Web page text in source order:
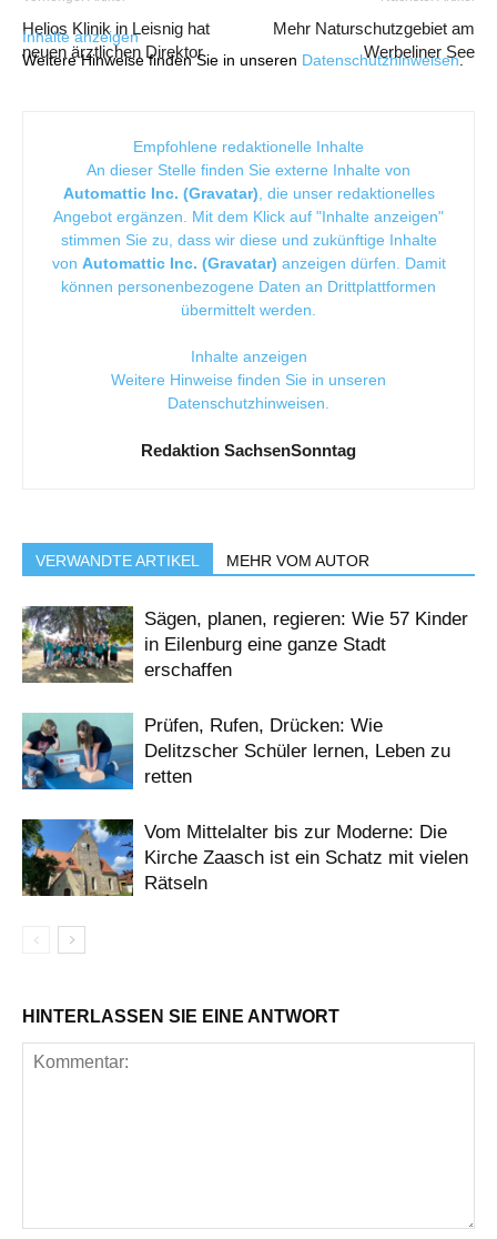
Inhalte anzeigen
Weitere Hinweise finden Sie in unseren Datenschutzhinweisen.
Helios Klinik in Leisnig hat
neuen ärztlichen Direktor
Mehr Naturschutzgebiet am
Werbeliner See
Empfohlene redaktionelle Inhalte
An dieser Stelle finden Sie externe Inhalte von
Automattic Inc. (Gravatar) , die unser redaktionelles
Angebot ergänzen. Mit dem Klick auf "Inhalte anzeigen"
stimmen Sie zu, dass wir diese und zukünftige Inhalte
von Automattic Inc. (Gravatar) anzeigen dürfen. Damit
können personenbezogene Daten an Drittplattformen
übermittelt werden.
Inhalte anzeigen
Weitere Hinweise finden Sie in unseren
Datenschutzhinweisen
Redaktion SachsenSonntag
VERWANDTE ARTIKEL MEHR VOM AUTOR
Sägen, planen, regieren: Wie 57 Kinder
in Eilenburg eine ganze Stadt
erschaffen
Prüfen, Rufen, Drücken: Wie
Delitzscher Schüler lernen, Leben zu
retten
Vom Mittelalter bis zur Moderne: Die
Kirche Zaasch ist ein Schatz mit vielen
Rätseln
HINTERLASSEN SIE EINE ANTWORT